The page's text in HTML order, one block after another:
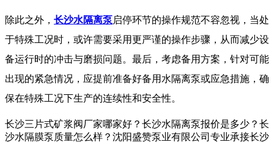
除此之外， 长沙水隔离泵启停环节的操作规范不容忽视，当处
于特殊工况时，或许需要采用更严谨的操作步骤，从而减少设
备运行时的冲击与磨损问题。最后，考虑备用方案，针对可能
出现的紧急情况，应提前准备好备用 水隔离泵或应急措施，确
保在特殊工况下生产的连续性和安全性。
长沙三片式矿浆阀厂家哪家好？长沙水隔离泵报价是多少？长
沙水隔膜泵质量怎么样？沈阳盛赞泵业有限公司专业承接长沙